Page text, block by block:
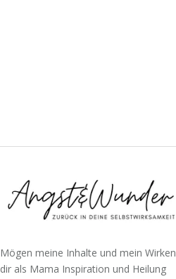
Mögen meine Inhalte und mein Wirken
dir als Mama Inspiration und Heilung